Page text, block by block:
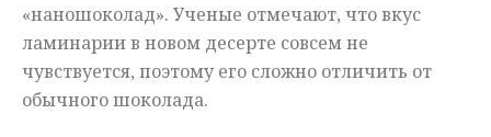
«наношоколад». Ученые отмечают, что вкус
ламинарии в новом десерте совсем не
чувствуется, поэтому его сложно отличить от
обычного шоколада.